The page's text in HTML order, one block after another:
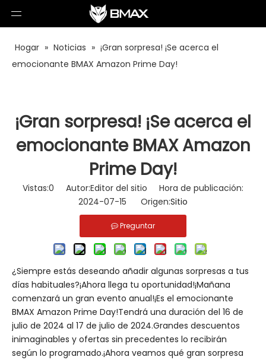
Hogar » Noticias » ¡Gran sorpresa! ¡Se acerca el
emocionante BMAX Amazon Prime Day!
¡Gran sorpresa! ¡Se acerca el
emocionante BMAX Amazon
Prime Day!
Vistas:0 Autor:Editor del sitio Hora de publicación:
2024-07-15 Origen:Sitio
Preguntar
¿Siempre estás deseando añadir algunas sorpresas a tus
días habituales?¡Ahora llega tu oportunidad!¡Mañana
comenzará un gran evento anual!¡Es el emocionante
BMAX Amazon Prime Day!Tendrá una duración del 16 de
julio de 2024 al 17 de julio de 2024.Grandes descuentos
inimaginables y ofertas sin precedentes lo recibirán
según lo programado.¡Ahora veamos qué gran sorpresa